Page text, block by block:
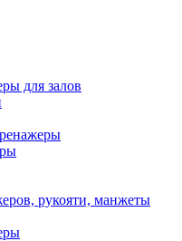
для залов
рукояти, манжеты